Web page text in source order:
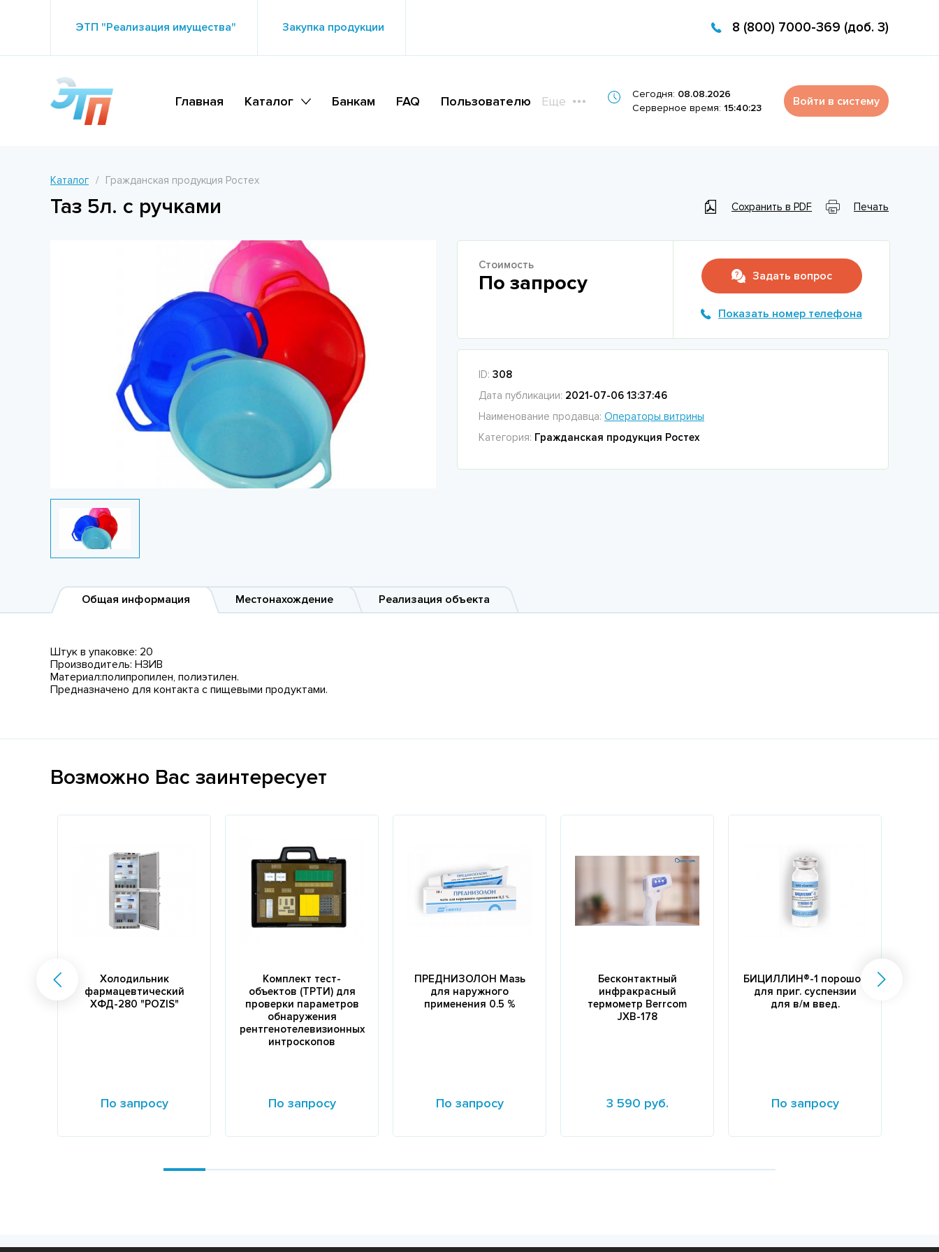
ЭТП "Реализация имущества" Закупка продукции 8 (800) 7000-369 (доб. 3)
Главная Каталог Банкам FAQ Пользователю Еще Сегодня: 08.08.2026
Серверное время: 15:40:23 Войти в систему
Каталог Гражданская продукция Ростех
Таз 5л. с ручками Сохранить в PDF Печать
Стоимость
По запросу Задать вопрос
Показать номер телефона
ID: 308
Дата публикации: 2021-07-06 13:37:46
Наименование продавца: Операторы витрины
Категория: Гражданская продукция Ростех
Общая информация Местонахождение Реализация объекта
Штук в упаковке: 20
Производитель: НЗИВ
Материал:полипропилен, полиэтилен.
Предназначено для контакта с пищевыми продуктами.
Возможно Вас заинтересует
Холодильник
фармацевтический
ХФД-280 "POZIS"
По запросу
Комплект тест-
объектов (ТРТИ) для
проверки параметров
обнаружения
рентгенотелевизионных
интроскопов
По запросу
ПРЕДНИЗОЛОН Мазь
для наружного
применения 0.5 %
По запросу
Бесконтактный
инфракрасный
термометр Berrcom
JXB-178
3 590 руб.
БИЦИЛЛИН®-1 порошок
для приг. суспензии
для в/м введ.
По запросу